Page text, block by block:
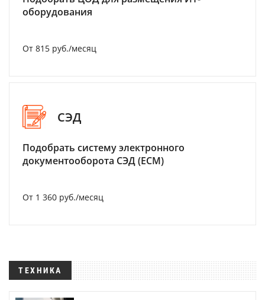
оборудования
От 815 руб./месяц
СЭД
Подобрать систему электронного
документооборота СЭД (ECM)
От 1 360 руб./месяц
ТЕХНИКА